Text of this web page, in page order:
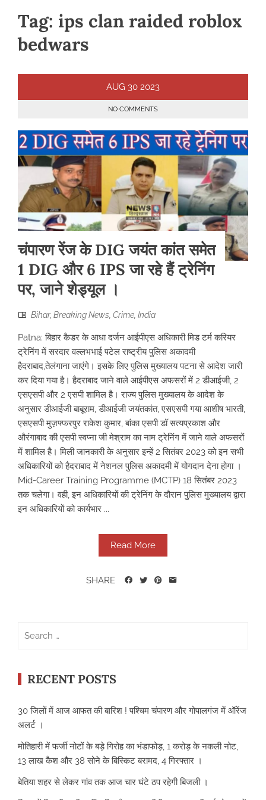
Tag: ips clan raided roblox
bedwars
AUG 30 2023
NO COMMENTS
चंपारण रेंज के DIG जयंत कांत समेत
1 DIG और 6 IPS जा रहे हैं ट्रेनिंग
पर, जाने शेड्यूल ।
Bihar, Breaking News, Crime, India
Patna: बिहार कैडर के आधा दर्जन आईपीएस अधिकारी मिड टर्म करियर
ट्रेनिंग में सरदार वल्लभभाई पटेल राष्ट्रीय पुलिस अकादमी
हैदराबाद,तेलंगाना जाएंगे। इसके लिए पुलिस मुख्यालय पटना से आदेश जारी
कर दिया गया है। हैदराबाद जाने वाले आईपीएस अफसरों में 2 डीआईजी, 2
एसएसपी और 2 एसपी शामिल है। राज्य पुलिस मुख्यालय के आदेश के
अनुसार डीआईजी बाबूराम, डीआईजी जयंतकांत, एसएसपी गया आशीष भारती,
एसएसपी मुज़फ्फरपुर राकेश कुमार, बांका एसपी डॉ सत्यप्रकाश और
औरंगाबाद की एसपी स्वप्ना जी मेश्राम का नाम ट्रेनिंग में जाने वाले अफसरों
में शामिल है। मिली जानकारी के अनुसार इन्हें 2 सितंबर 2023 को इन सभी
अधिकारियों को हैदराबाद में नेशनल पुलिस अकादमी में योगदान देना होगा ।
Mid-Career Training Programme (MCTP) 18 सितंबर 2023
तक चलेगा। वही, इन अधिकारियों की ट्रेनिंग के दौरान पुलिस मुख्यालय द्वारा
इन अधिकारियों को कार्यभार ...
Read More
SHARE
RECENT POSTS
30 जिलों में आज आफत की बारिश ! पश्चिम चंपारण और गोपालगंज में ऑरेंज
अलर्ट ।
मोतिहारी में फर्जी नोटों के बड़े गिरोह का भंडाफोड़, 1 करोड़ के नकली नोट,
13 लाख कैश और 38 सोने के बिस्किट बरामद, 4 गिरफ्तार ।
बेतिया शहर से लेकर गांव तक आज चार घंटे ठप रहेगी बिजली ।